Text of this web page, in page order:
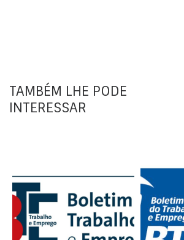
TAMBÉM LHE PODE
INTERESSAR